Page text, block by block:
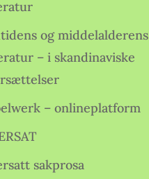
og middelalderens
– i skandinaviske
– onlineplatform
sakprosa